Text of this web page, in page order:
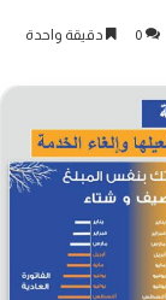
0 دقيقة واحدة